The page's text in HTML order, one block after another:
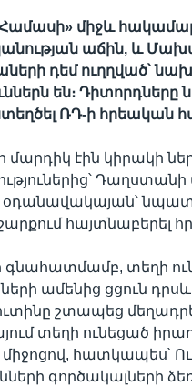
միջև
աճին, և
դեմ ուղղված՝
են։
ՌԴ-ի հրեական
մարդիկ էին կիրակի
օդանավակայան՝
հայտնաբերել
գնահատմամբ, տեղի
ամենից ցցուն
շտապեց
տեղի ունեցած
միջոցով, հատկապես՝
գործակալների